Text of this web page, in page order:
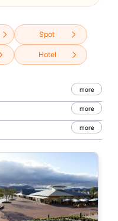
Spot
Hotel
more
more
more